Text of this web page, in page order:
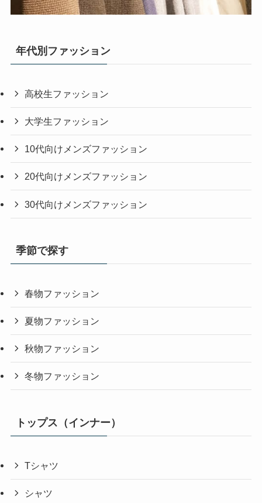
年代別ファッション
高校生ファッション
大学生ファッション
10代向けメンズファッション
20代向けメンズファッション
30代向けメンズファッション
季節で探す
春物ファッション
夏物ファッション
秋物ファッション
冬物ファッション
トップス（インナー）
Tシャツ
シャツ